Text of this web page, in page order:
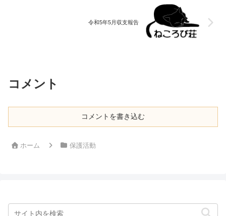
令和5年5月収支報告
コメント
コメントを書き込む
ホーム 保護活動